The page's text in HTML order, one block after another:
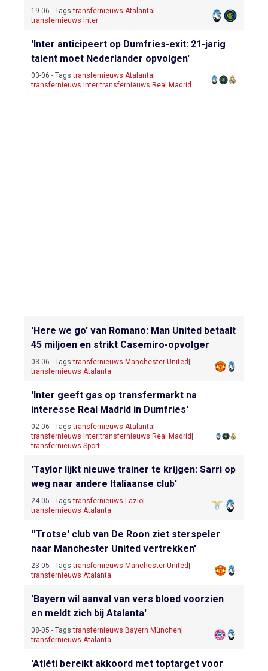
19-06 - Tags:transfernieuws Atalanta|
transfernieuws Inter
'Inter anticipeert op Dumfries-exit: 21-jarig
talent moet Nederlander opvolgen'
03-06 - Tags:transfernieuws Atalanta|
transfernieuws Inter|transfernieuws Real Madrid
'Here we go' van Romano: Man United betaalt
45 miljoen en strikt Casemiro-opvolger
03-06 - Tags:transfernieuws Manchester United |
transfernieuws Atalanta
'Inter geeft gas op transfermarkt na
interesse Real Madrid in Dumfries'
02-06 - Tags:transfernieuws Atalanta|
transfernieuws Inter|transfernieuws Real Madrid |
transfernieuws Sport
'Taylor lijkt nieuwe trainer te krijgen: Sarri op
weg naar andere Italiaanse club'
24-05 - Tags:transfernieuws Lazio|
transfernieuws Atalanta
''Trotse' club van De Roon ziet sterspeler
naar Manchester United vertrekken'
23-05 - Tags:transfernieuws Manchester United |
transfernieuws Atalanta
'Bayern wil aanval van vers bloed voorzien
en meldt zich bij Atalanta'
08-05 - Tags:transfernieuws Bayern München|
transfernieuws Atalanta
'Atléti bereikt akkoord met toptarget voor